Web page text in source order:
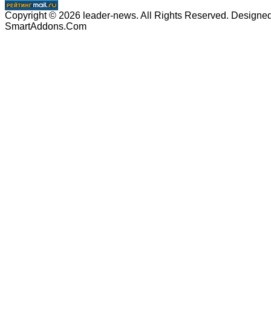
Copyright © 2026 leader-news. All Rights Reserved.
SmartAddons.Com